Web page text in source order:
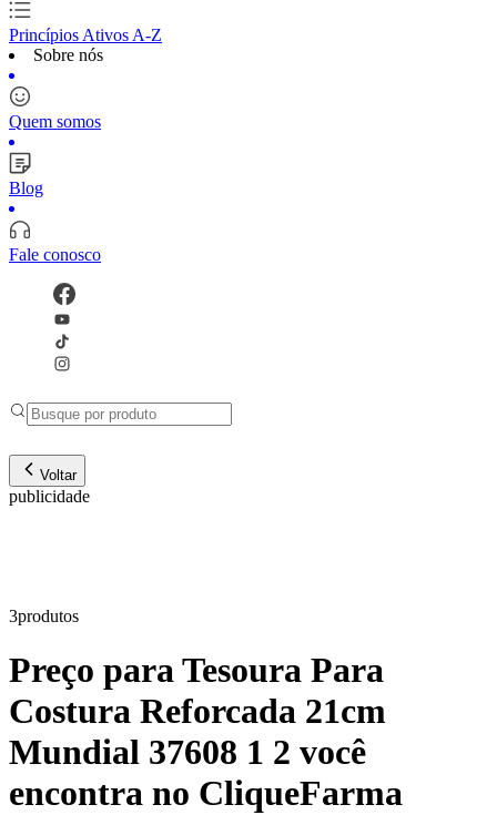
Princípios Ativos A-Z
Sobre nós
Quem somos
Blog
Fale conosco
Voltar
publicidade
3produtos
Preço paraTesoura Para
Costura Reforcada 21cm
Mundial 37608 1 2 você
encontra no CliqueFarma